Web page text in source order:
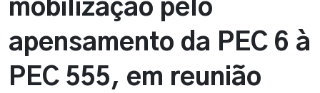
mobilização pelo
apensamento da PEC 6 à
PEC 555, em reunião